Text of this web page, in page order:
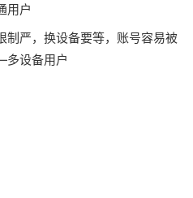
用户
制严，换设备要等，账号容易被
设备用户